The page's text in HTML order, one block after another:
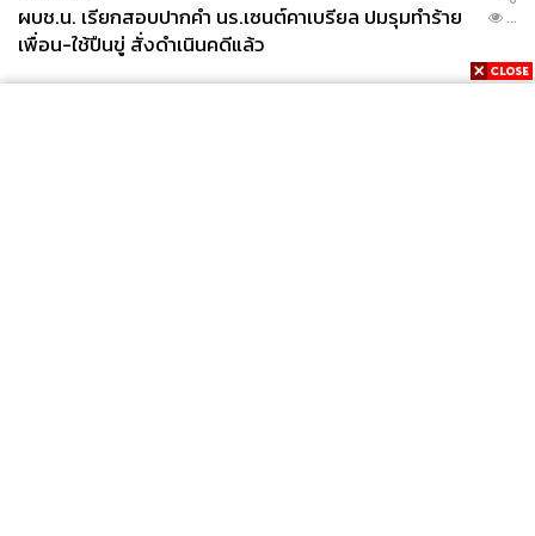
ผบช.น. เรียกสอบปากคำ นร.เซนต์คาเบรียล ปมรุมทำร้าย
เพื่อน-ใช้ปืนขู่ สั่งดำเนินคดีแล้ว
...